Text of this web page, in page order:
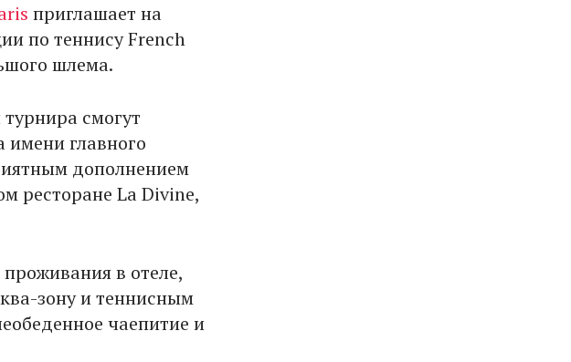
приглашает на
по теннису French
шлема.
смогут
имени главного
дополнением
ресторане La Divine,
в отеле,
зону и теннисным
чаепитие и